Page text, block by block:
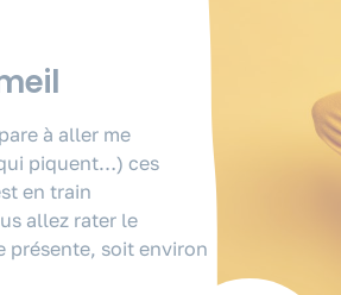
à aller me
piquent…) ces
en train
allez rater le
présente, soit environ